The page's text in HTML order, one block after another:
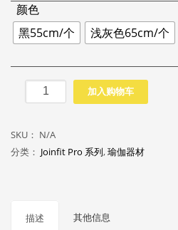
颜色
黑55cm/个
浅灰色65cm/个
JOINFIT
PRO
健
身
加入购物车
SKU： N/A
分类： Joinfit Pro 系列,瑜伽器材
描述 其他信息